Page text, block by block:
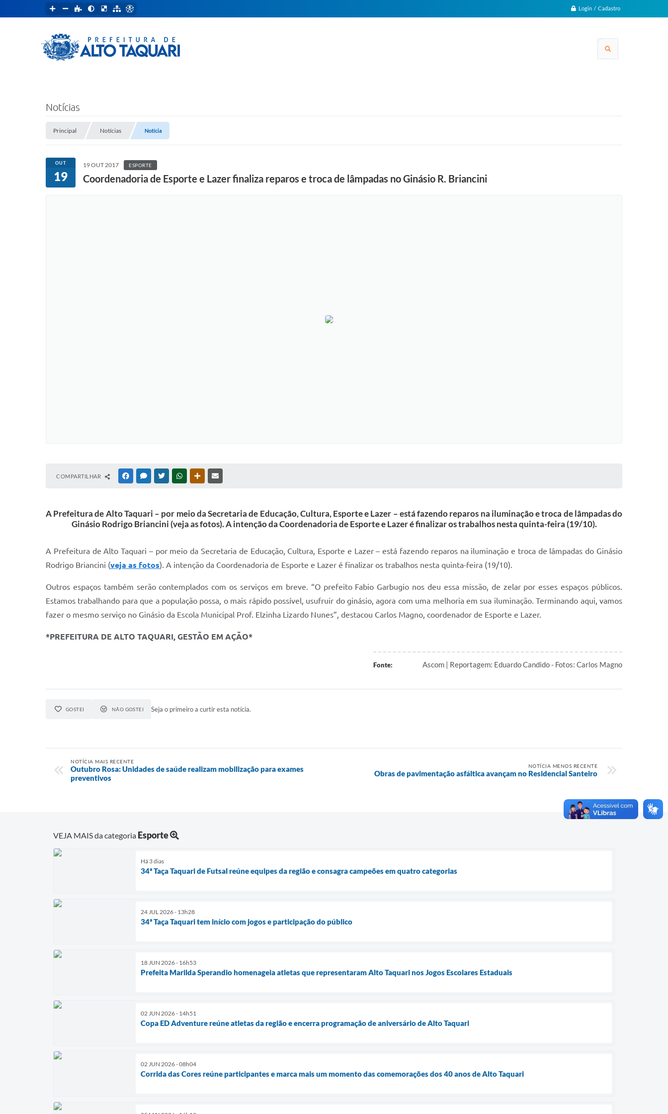
Login / Cadastro
Notícias
Principal Notícias Notícia
OUT
19
19 OUT 2017 ESPORTE
Coordenadoria de Esporte e Lazer finaliza reparos e troca de lâmpadas no Ginásio R. Briancini
COMPARTILHAR FACEBOOKMESSENGER
TWITTERWHATSAPPOUTRAS MÍDIAS
A Prefeitura de Alto Taquari – por meio da Secretaria de Educação, Cultura, Esporte e Lazer – está fazendo reparos na iluminação e troca de lâmpadas do
Ginásio Rodrigo Briancini (veja as fotos). A intenção da Coordenadoria de Esporte e Lazer é finalizar os trabalhos nesta quinta-feira (19/10).
A Prefeitura de Alto Taquari – por meio da Secretaria de Educação, Cultura, Esporte e Lazer – está fazendo reparos na iluminação e troca de lâmpadas do Ginásio
Rodrigo Briancini (veja as fotos). A intenção da Coordenadoria de Esporte e Lazer é finalizar os trabalhos nesta quinta-feira (19/10).
Outros espaços também serão contemplados com os serviços em breve. “O prefeito Fabio Garbugio nos deu essa missão, de zelar por esses espaços públicos.
Estamos trabalhando para que a população possa, o mais rápido possível, usufruir do ginásio, agora com uma melhoria em sua iluminação. Terminando aqui, vamos
fazer o mesmo serviço no Ginásio da Escola Municipal Prof. Elzinha Lizardo Nunes”, destacou Carlos Magno, coordenador de Esporte e Lazer.
*PREFEITURA DE ALTO TAQUARI, GESTÃO EM AÇÃO*
Fonte: Ascom | Reportagem: Eduardo Candido - Fotos: Carlos Magno
GOSTEI NÃO GOSTEI Seja o primeiro a curtir esta notícia.
NOTÍCIA MAIS RECENTE
Outubro Rosa: Unidades de saúde realizam mobilização para exames
preventivos
NOTÍCIA MENOS RECENTE
Obras de pavimentação asfáltica avançam no Residencial Santeiro
VEJA MAIS da categoria Esporte
Há 3 dias
34ª Taça Taquari de Futsal reúne equipes da região e consagra campeões em quatro categorias
24 JUL 2026 - 13h28
34ª Taça Taquari tem início com jogos e participação do público
18 JUN 2026 - 16h53
Prefeita Marilda Sperandio homenageia atletas que representaram Alto Taquari nos Jogos Escolares Estaduais
02 JUN 2026 - 14h51
Copa ED Adventure reúne atletas da região e encerra programação de aniversário de Alto Taquari
02 JUN 2026 - 08h04
Corrida das Cores reúne participantes e marca mais um momento das comemorações dos 40 anos de Alto Taquari